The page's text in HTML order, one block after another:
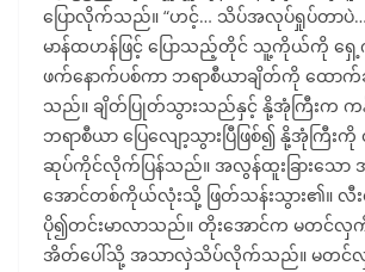
ပြောလိုက်သည်။ “ဟင့်… သိပ်အလုပ်ရှုပ်တာပဲ
မာန်ထဟန်ဖြင့် ပြောသည့်တိုင် သူ့ကိုယ်ကို ရှ
ဖက်နောက်ပစ်ကာ ဘရာစီယာချိတ်ကို ထောက်
သည်။ ချိတ်ပြုတ်သွားသည်နှင့် နို့အုံကြီးက
ဘရာစီယာ ပြေလျော့သွားပြီဖြစ်၍ နို့အုံကြီ
ဆုပ်ကိုင်လိုက်ပြန်သည်။ အလွန်ထူးခြားသေ
အောင်တစ်ကိုယ်လုံးသို့ ဖြတ်သန်းသွား၏။ လီ
ပို၍တင်းမာလာသည်။ တိုးအောင်က မတင်လှ
အိတ်ပေါ်သို့ အသာလှဲသိပ်လိုက်သည်။ မတ